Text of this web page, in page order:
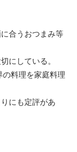
合うおつまみ等
にしている。
料理を家庭料理
にも定評があ